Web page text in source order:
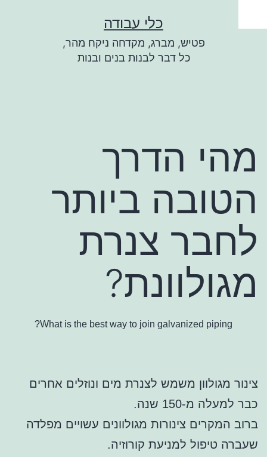
לתוכן
כלי עבודה
פטיש, מברג, מקדחה ניקח מהר,
כל דבר לבנות בנים ובנות
מהי הדרך
הטובה ביותר
לחבר צנרת
מגולוונת?
What is the best way to join galvanized piping?
צינור מגולוון משמש לצנרת מים ונוזלים אחרים
כבר למעלה מ-150 שנה.
ברוב המקרים צינורות מגולוונים עשויים מפלדה
שעברה טיפול למניעת קורוזיה.